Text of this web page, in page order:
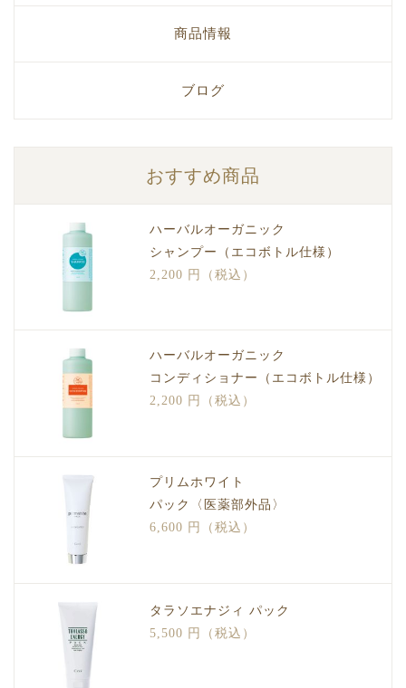
商品情報
ブログ
おすすめ商品
ハーバルオーガニック
シャンプー（エコボトル仕様）
2,200 円（税込）
ハーバルオーガニック
コンディショナー（エコボトル仕様）
2,200 円（税込）
プリムホワイト
パック〈医薬部外品〉
6,600 円（税込）
タラソエナジィ パック
5,500 円（税込）